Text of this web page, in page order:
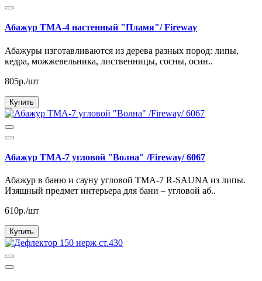
Абажур ТМА-4 настенный "Пламя"/ Fireway
Абажуры изготавливаются из дерева разных пород: липы,
кедра, можжевельника, лиственницы, сосны, осин..
805р./шт
Купить
Абажур ТМА-7 угловой "Волна" /Fireway/ 6067
Абажур в баню и сауну угловой ТМА-7 R-SAUNA из липы.
Изящный предмет интерьера для бани – угловой аб..
610р./шт
Купить